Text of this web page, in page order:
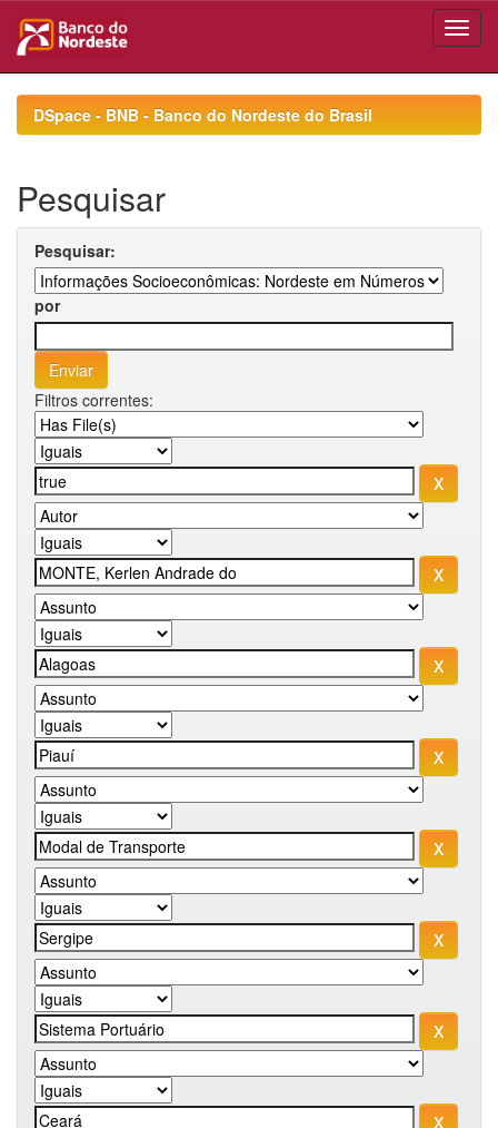
navigationDSpace - BNB - Banco do Nordeste do Brasil
Pesquisar
Pesquisar:
por
Filtros correntes: